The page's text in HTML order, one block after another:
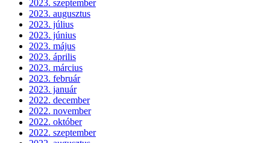
2023. szeptember
2023. augusztus
2023. július
2023. június
2023. május
2023. április
2023. március
2023. február
2023. január
2022. december
2022. november
2022. október
2022. szeptember